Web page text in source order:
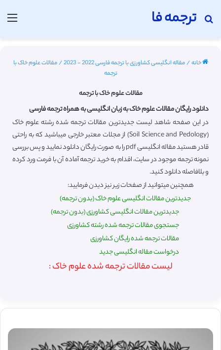
ترجمه فا
جستجو برای
خانه/مقاله انگلیسی کشاورزی با ترجمه فارسی 2022 - 2023 /مقالات علوم خاک با
ترجمه
مقالات علوم خاک با ترجمه
دانلود رایگان مقالات علوم خاک به زبان انگلیسی به همراه ترجمه فارسی
در این صفحه شاهد لیست جدیدترین مقالات ترجمه شده رشته علوم خاک
(Soil Science and Pedology) از مجلات معتبر خارجی میباشید که به راحتی
قادر هستید مقاله انگلیسی pdf را به صورت رایگان دانلود نمایید و پس بررسی
نمونه ترجمه موجود در سایت، اقدام به خرید ترجمه آماده آن با فرمت ورد کرده
و بلافاصله دانلود کنید.
همچنین میتوانید از صفحات زیر نیز دیدن فرمایید:
جدیدترین مقالات انگلیسی علوم خاک (بدون ترجمه)
جدیدترین مقالات انگلیسی کشاورزی (بدون ترجمه)
جستجوی مقالات ترجمه شده رشته کشاورزی
مقالات ترجمه شده رایگان کشاورزی
درخواست مقاله انگلیسی جدید
لیست مقالات ترجمه شده علوم خاک :